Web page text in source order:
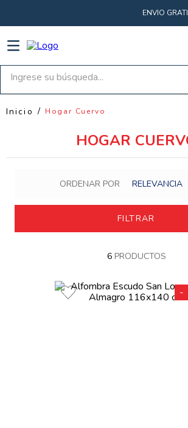
ENVIO GRATIS
Ingrese su búsqueda...
Hogar Cuervo
HOGAR
ORDENAR POR RELEVANCIA
FILTRAR
6 PRODUCTOS
-